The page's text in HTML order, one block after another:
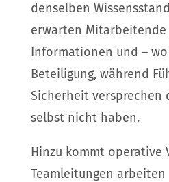
denselben
erwarten
Informationen und –
Beteiligung, während
Sicherheit versprechen
selbst nicht haben.
Hinzu kommt operative
Teamleitungen